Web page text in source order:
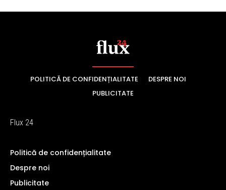
POLITICĂ DE CONFIDENȚIALITATE
DESPRE NOI
PUBLICITATE
Flux 24
Politică de confidențialitate
Despre noi
Publicitate